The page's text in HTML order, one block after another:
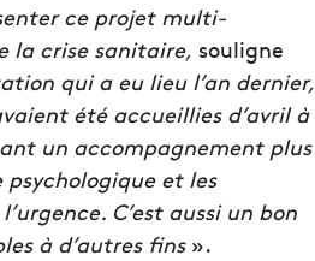
ce projet multi-
la crise sanitaire, souligne
qui a eu lieu l’an dernier,
été accueillies d’avril à
un accompagnement plus
et les
C’est aussi un bon
à d’autres fins».